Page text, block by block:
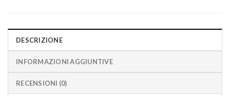
DESCRIZIONE
INFORMAZIONI AGGIUNTIVE
RECENSIONI (0)